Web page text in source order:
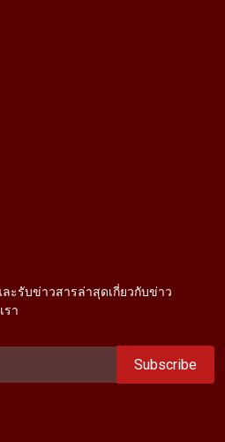
ะรับข่าวสารล่าสุดเกี่ยวกับข่าว
รา